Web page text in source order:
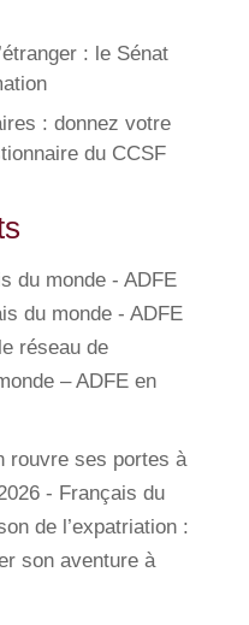
: le Sénat
: donnez votre
du CCSF
du monde - ADFE
du monde - ADFE
réseau de
– ADFE en
rouvre ses portes à
- Français du
de l’expatriation :
son aventure à